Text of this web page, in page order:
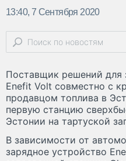
13:40, 7 Сентября 2020
Поставщик решений для
Enefit Volt совместно с
продавцом топлива в
первую станцию
Эстонии на тартуской
В зависимости от
зарядное устройство